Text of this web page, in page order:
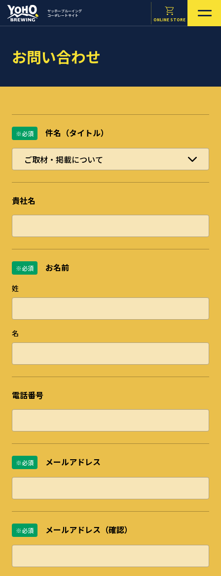
ヤッホーブルーイング
コーポレートサイト
ONLINE STORE
お問い合わせ
※必須 件名（タイトル）
貴社名
※必須 お名前
姓
名
電話番号
※必須 メールアドレス
※必須 メールアドレス（確認）